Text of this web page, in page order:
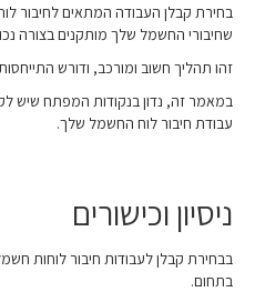
בחירת קבלן העבודה המתאים לחיבור
שחיבורי החשמל שלך מותקנים בצורה
זהו תהליך חשוב ומורכב, ודורש
במאמר זה, נדון בנקודות המפתח שיש
עבודת חיבור לוח החשמל שלך.
ניסיון וכישורים
בבחירת קבלן לעבודות חיבור לוחות
בתחום.